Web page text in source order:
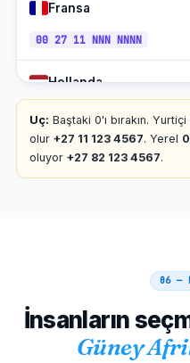
Fransa
00 27 11 NNN NNNN
Hollanda
00 27 11 NNN NNNN
Belçika
00 27 11 NNN NNNN
Uç: Baştaki 0'ı bırakın. Yurtiçi
olur +27 11 123 4567. Yerel
oluyor +27 82 123 4567.
06 —
İnsanların
Güney